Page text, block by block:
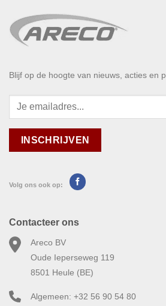
Blijf op de hoogte van nieuws, acties en
Volg ons ook op:
Contacteer ons
Areco BV
Oude Ieperseweg 119
8501 Heule (BE)
Algemeen: +32 56 90 54 80